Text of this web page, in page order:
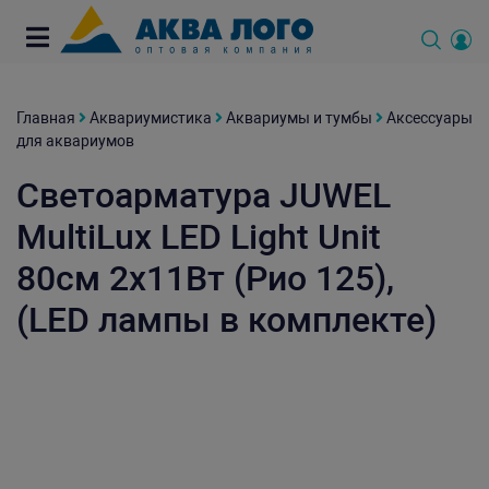
Главная Аквариумистика Аквариумы и тумбы
Аксессуары
для аквариумов
Светоарматура JUWEL
MultiLux LED Light Unit
80см 2х11Вт (Рио 125),
(LED лампы в комплекте)